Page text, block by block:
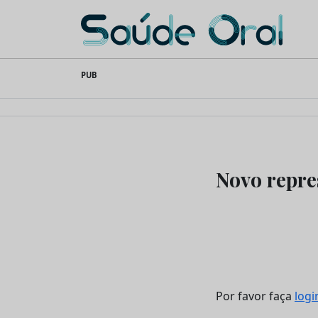
content
Saúde Oral
PUB
Novo
Por favor faça